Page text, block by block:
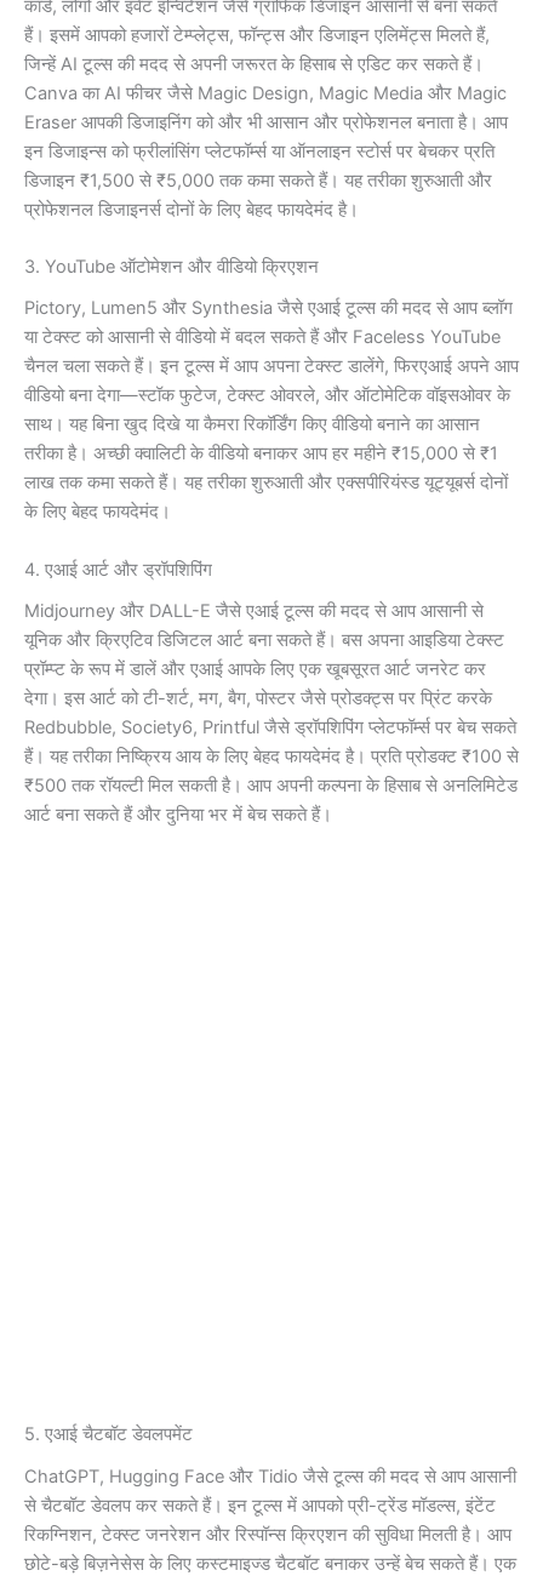
कार्ड, लोगो और इवेंट इन्विटेशन जैसे ग्राफिक डिजाइन आसानी से बना सकते
हैं। इसमें आपको हजारों टेम्प्लेट्स, फॉन्ट्स और डिजाइन एलिमेंट्स मिलते हैं,
जिन्हें AI टूल्स की मदद से अपनी जरूरत के हिसाब से एडिट कर सकते हैं।
Canva का AI फीचर जैसे Magic Design, Magic Media और Magic
Eraser आपकी डिजाइनिंग को और भी आसान और प्रोफेशनल बनाता है। आप
इन डिजाइन्स को फ्रीलांसिंग प्लेटफॉर्म्स या ऑनलाइन स्टोर्स पर बेचकर प्रति
डिजाइन ₹1,500 से ₹5,000 तक कमा सकते हैं। यह तरीका शुरुआती और
प्रोफेशनल डिजाइनर्स दोनों के लिए बेहद फायदेमंद है।
3. YouTube ऑटोमेशन और वीडियो क्रिएशन
Pictory, Lumen5 और Synthesia जैसे एआई टूल्स की मदद से आप ब्लॉग
या टेक्स्ट को आसानी से वीडियो में बदल सकते हैं और Faceless YouTube
चैनल चला सकते हैं। इन टूल्स में आप अपना टेक्स्ट डालेंगे, फिरएआई अपने आप
वीडियो बना देगा—स्टॉक फुटेज, टेक्स्ट ओवरले, और ऑटोमेटिक वॉइसओवर के
साथ। यह बिना खुद दिखे या कैमरा रिकॉर्डिंग किए वीडियो बनाने का आसान
तरीका है। अच्छी क्वालिटी के वीडियो बनाकर आप हर महीने ₹15,000 से ₹1
लाख तक कमा सकते हैं। यह तरीका शुरुआती और एक्सपीरियंस्ड यूट्यूबर्स दोनों
के लिए बेहद फायदेमंद।
4. एआई आर्ट और ड्रॉपशिपिंग
Midjourney और DALL-E जैसे एआई टूल्स की मदद से आप आसानी से
यूनिक और क्रिएटिव डिजिटल आर्ट बना सकते हैं। बस अपना आइडिया टेक्स्ट
प्रॉम्प्ट के रूप में डालें और एआई आपके लिए एक खूबसूरत आर्ट जनरेट कर
देगा। इस आर्ट को टी-शर्ट, मग, बैग, पोस्टर जैसे प्रोडक्ट्स पर प्रिंट करके
Redbubble, Society6, Printful जैसे ड्रॉपशिपिंग प्लेटफॉर्म्स पर बेच सकते
हैं। यह तरीका निष्क्रिय आय के लिए बेहद फायदेमंद है। प्रति प्रोडक्ट ₹100 से
₹500 तक रॉयल्टी मिल सकती है। आप अपनी कल्पना के हिसाब से अनलिमिटेड
आर्ट बना सकते हैं और दुनिया भर में बेच सकते हैं।
5. एआई चैटबॉट डेवलपमेंट
ChatGPT, Hugging Face और Tidio जैसे टूल्स की मदद से आप आसानी
से चैटबॉट डेवलप कर सकते हैं। इन टूल्स में आपको प्री-ट्रेंड मॉडल्स, इंटेंट
रिकग्निशन, टेक्स्ट जनरेशन और रिस्पॉन्स क्रिएशन की सुविधा मिलती है। आप
छोटे-बड़े बिज़नेसेस के लिए कस्टमाइज्ड चैटबॉट बनाकर उन्हें बेच सकते हैं। एक